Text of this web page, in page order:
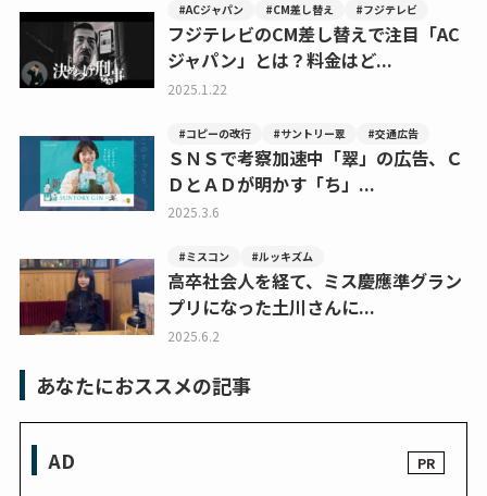
#ACジャパン #CM差し替え #フジテレビ
フジテレビのCM差し替えで注目「AC
ジャパン」とは？料金はど...
2025.1.22
#コピーの改行 #サントリー翠 #交通広告
ＳＮＳで考察加速中「翠」の広告、Ｃ
ＤとＡＤが明かす「ち」...
2025.3.6
#ミスコン #ルッキズム
高卒社会人を経て、ミス慶應準グラン
プリになった土川さんに...
2025.6.2
あなたにおススメの記事
AD